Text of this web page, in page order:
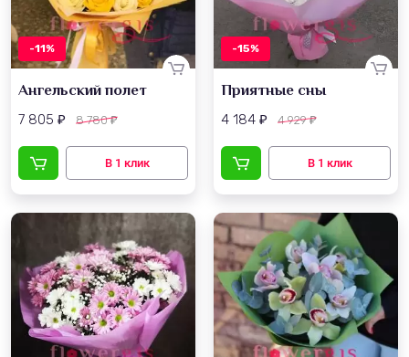
-11%
Ангельский полет
7 805 ₽ 8 780₽
-15%
Приятные сны
4 184 ₽ 4 929₽